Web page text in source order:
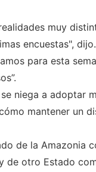
muy
encuestas", dijo.
para esta
niega a adoptar
mantener un
de la Amazonia
de otro Estado